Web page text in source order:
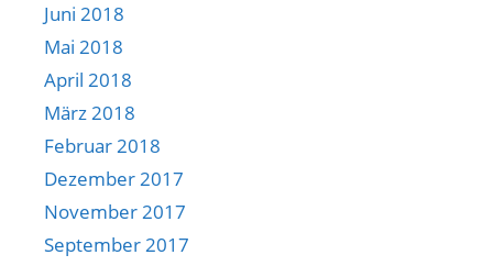
Juni 2018
Mai 2018
April 2018
März 2018
Februar 2018
Dezember 2017
November 2017
September 2017